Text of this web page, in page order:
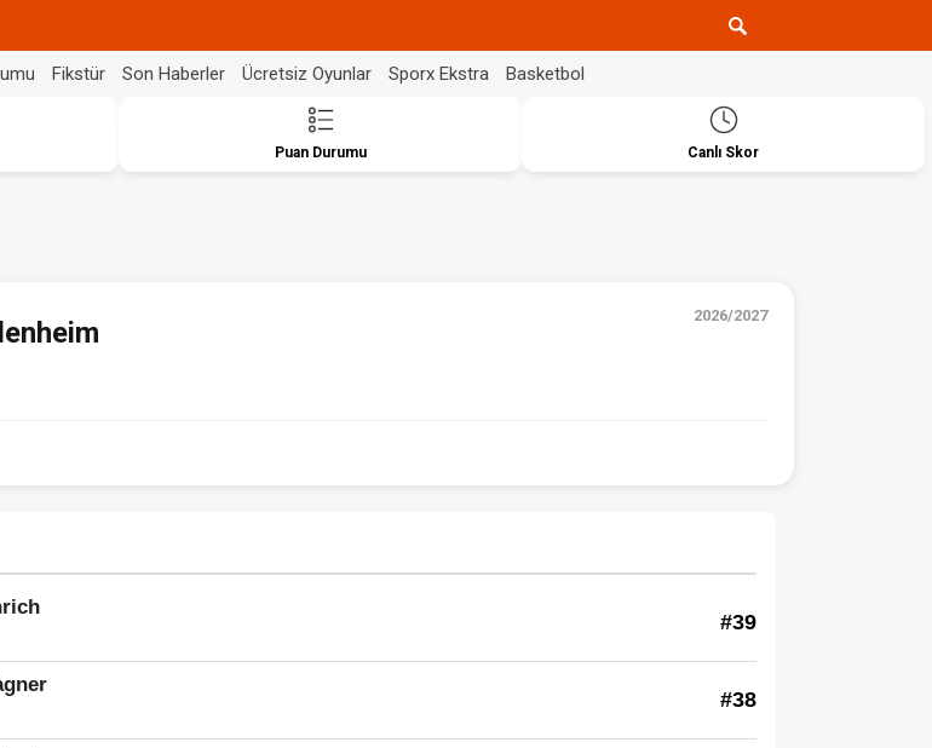
Fikstür Son Haberler Ücretsiz Oyunlar Sporx Ekstra Basketbol
Puan Durumu Canlı Skor
2026/2027
#39
#38